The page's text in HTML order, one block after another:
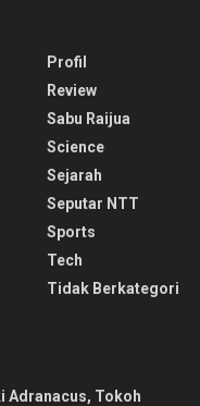
Profil
Review
Sabu Raijua
Science
Sejarah
Seputar NTT
Sports
Tech
Tidak Berkategori
Adranacus, Tokoh